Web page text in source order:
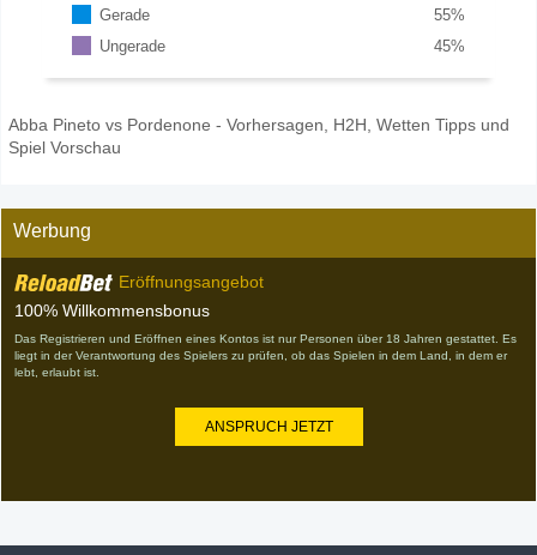
Gerade %
55
Ungerade
%
45
Abba Pineto vs Pordenone - Vorhersagen, H2H, Wetten Tipps und
Spiel Vorschau
Werbung
Eröffnungsangebot
100% Willkommensbonus
Das Registrieren und Eröffnen eines Kontos ist nur Personen über 18 Jahren gestattet. Es
liegt in der Verantwortung des Spielers zu prüfen, ob das Spielen in dem Land, in dem er
lebt, erlaubt ist.
ANSPRUCH JETZT